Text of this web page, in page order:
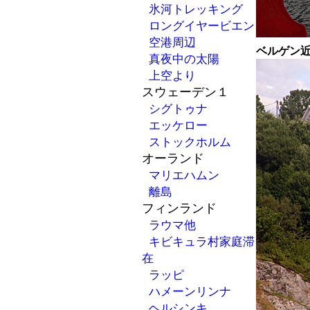
氷河トレッキング
ロングイヤービエン
空港周辺
真夜中の太陽
上空より
スウェーデン１
シグトゥナ
エッケロー
ストックホルム
オーランド
マリエハムン
離島
フィンランド
ラウマ他
キビキュラ村家庭滞
在
ラッピ
ハメーンリンナ
ベルゲン